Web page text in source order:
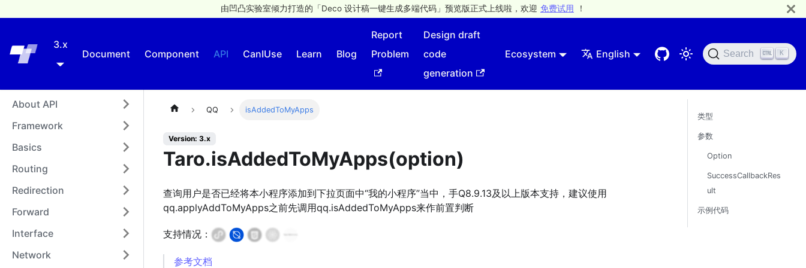
由凹凸实验室倾力打造的「Deco 设计稿一键生成多端代码」预览版正式上线啦，欢迎 免费试用 ！
3.x
Document
Component API CanIUse Learn Blog
Report
Problem
Design draft
code
generation
Ecosystem English Search K
About API
Framework
Basics
Routing
Redirection
Forward
Interface
Network
QQ isAddedToMyApps
Version: 3.x
Taro.isAddedToMyApps(option)
查询用户是否已经将本小程序添加到下拉页面中“我的小程序”当中，手Q8.9.13及以上版本支持，建议使用
qq.applyAddToMyApps之前先调用qq.isAddedToMyApps来作前置判断
支持情况：
参考文档
类型
参数
Option
SuccessCallbackRes
ult
示例代码